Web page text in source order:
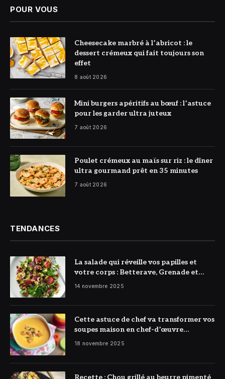
POUR VOUS
© DR
Cheesecake marbré à l’abricot : le
dessert crémeux qui fait toujours son
effet
8 août 2026
© DR
Mini burgers apéritifs au bœuf : l’astuce
pour les garder ultra juteux
7 août 2026
© DR
Poulet crémeux au maïs sur riz : le dîner
ultra gourmand prêt en 35 minutes
7 août 2026
TENDANCES
La salade qui réveille vos papilles et
votre corps : Betterave, Grenade et
Citron à l’honneur
14 novembre 2025
Cette astuce de chef va transformer vos
soupes maison en chef-d’œuvre
réconfortant
18 novembre 2025
Recette : Chou grillé au beurre pimenté